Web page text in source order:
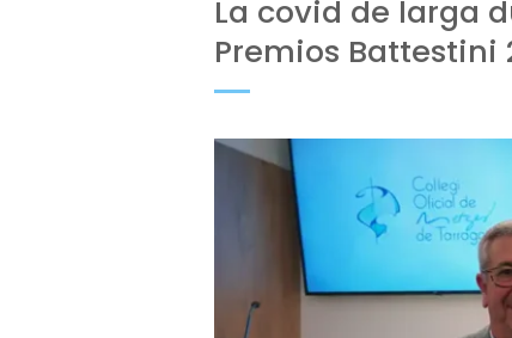
La covid de larga
Premios Battestini